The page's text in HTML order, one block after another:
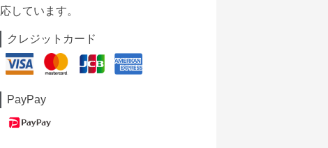
応しています。
クレジットカード
PayPay